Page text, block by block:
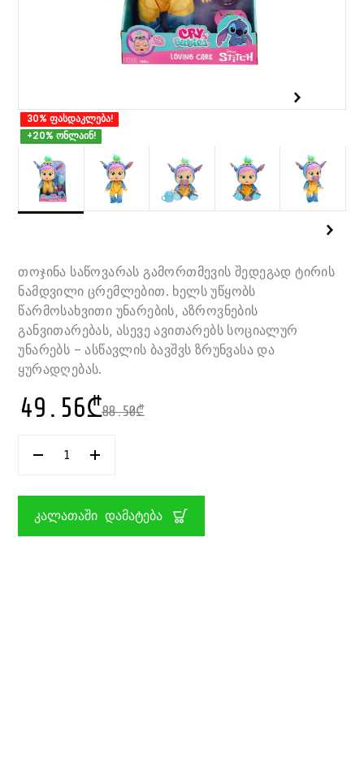
30% ფასდაკლება!
+20% ონლაინ!
თოჯინა საწოვარას გამორთმევის შედეგად ტირის
ნამდვილი ცრემლებით. ხელს უწყობს
წარმოსახვითი უნარების, აზროვნების
განვითარებას, ასევე ავითარებს სოციალურ
უნარებს – ასწავლის ბავშვს ზრუნვასა და
ყურადღებას.
88.50₾
49.56₾
ᲠᲐᲝᲓᲔᲜᲝᲑᲐ:
DISNEY
CARE
BABIES
ᲙᲐᲚᲐᲗᲐᲨᲘ ᲓᲐᲛᲐᲢᲔᲑᲐ